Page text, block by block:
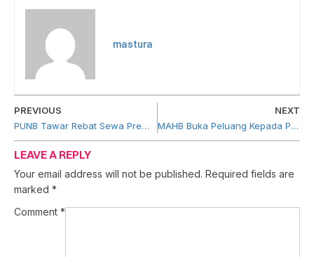
mastura
PREVIOUS
PUNB Tawar Rebat Sewa Premis 50 Peratus
NEXT
MAHB Buka Peluang Kepada Peruncit Bumiputera
LEAVE A REPLY
Your email address will not be published. Required fields are
marked *
Comment *